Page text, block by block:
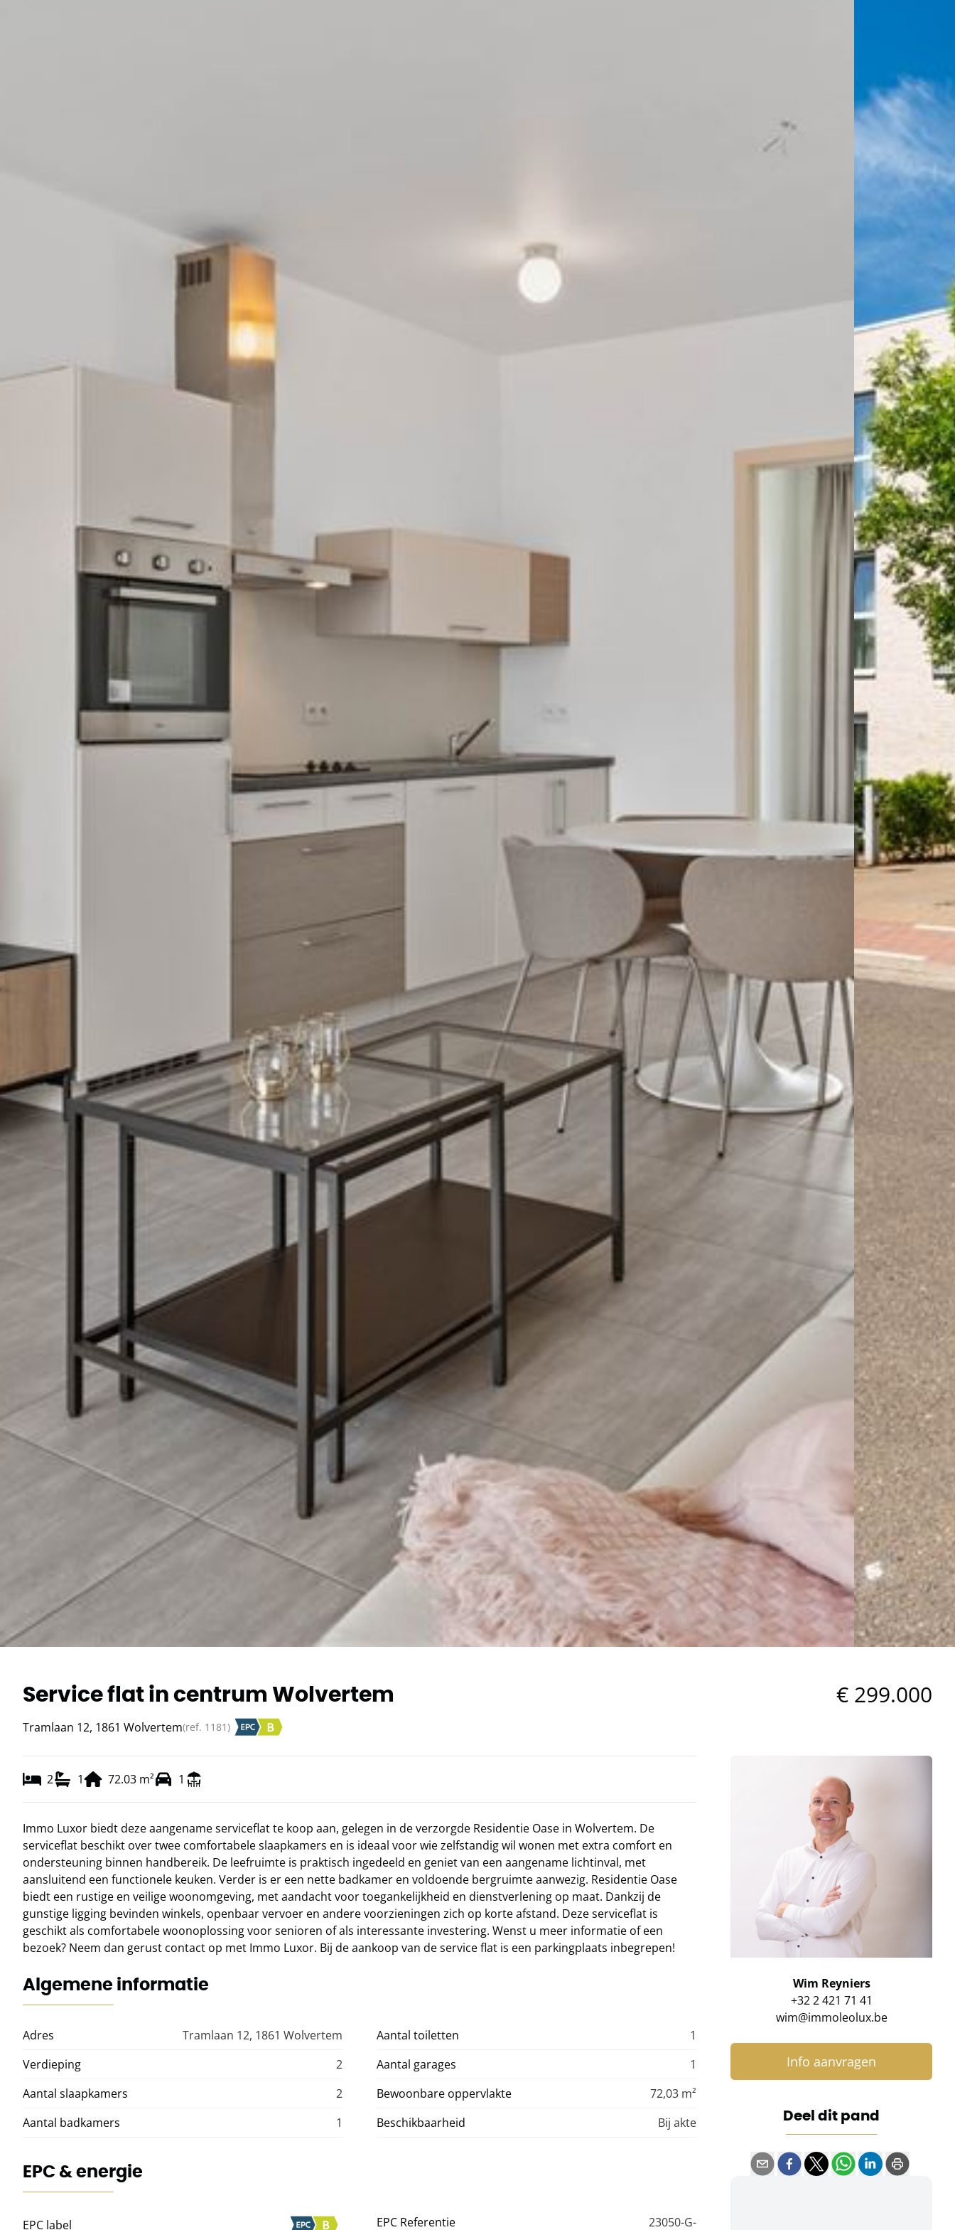
Service flat in centrum Wolvertem € 299.000
Tramlaan 12, 1861 Wolvertem(ref. 1181)
2 1 72.03 m² 1
Immo Luxor biedt deze aangename serviceflat te koop aan, gelegen in de verzorgde Residentie Oase in Wolvertem. De
serviceflat beschikt over twee comfortabele slaapkamers en is ideaal voor wie zelfstandig wil wonen met extra comfort en
ondersteuning binnen handbereik. De leefruimte is praktisch ingedeeld en geniet van een aangename lichtinval, met
aansluitend een functionele keuken. Verder is er een nette badkamer en voldoende bergruimte aanwezig. Residentie Oase
biedt een rustige en veilige woonomgeving, met aandacht voor toegankelijkheid en dienstverlening op maat. Dankzij de
gunstige ligging bevinden winkels, openbaar vervoer en andere voorzieningen zich op korte afstand. Deze serviceflat is
geschikt als comfortabele woonoplossing voor senioren of als interessante investering. Wenst u meer informatie of een
bezoek? Neem dan gerust contact op met Immo Luxor. Bij de aankoop van de service flat is een parkingplaats inbegrepen!
Algemene informatie
Adres Tramlaan 12, 1861 Wolvertem Aantal toiletten
1
Verdieping
2 Aantal garages
1
Aantal slaapkamers
2 Bewoonbare oppervlakte
72,03 m²
Aantal badkamers
1 Beschikbaarheid Bij akte
EPC & energie
EPC label EPC Referentie 23050-G-
Wim Reyniers
+32 2 421 71 41
wim@immoleolux.be
Info aanvragen
Deel dit pand